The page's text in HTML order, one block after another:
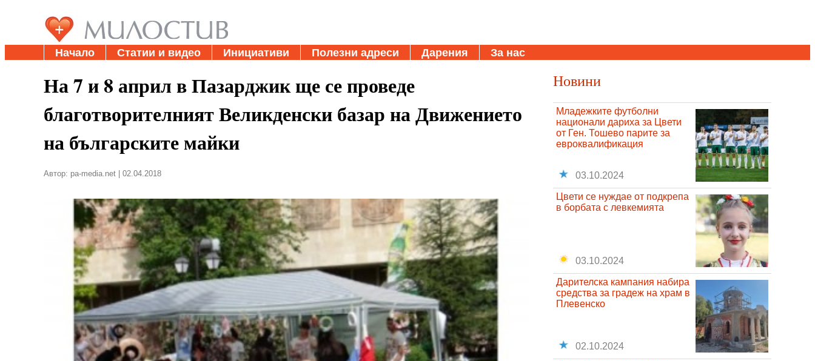
Начало Статии и видео Инициативи Полезни адреси Дарения За нас
На 7 и 8 април в Пазарджик ще се проведе
благотворителният Великденски базар на Движението
на българските майки
Автор: pa-media.net | 02.04.2018
Новини
Младежките футболни
национали дариха за Цвети
от Ген. Тошево парите за
евроквалификация
03.10.2024
Цвети се нуждае от подкрепа
в борбата с левкемията
03.10.2024
Дарителска кампания набира
средства за градеж на храм в
Плевенско
02.10.2024